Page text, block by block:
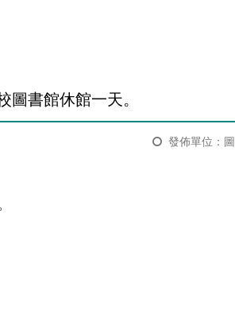
書館休館一天。
發佈單位：